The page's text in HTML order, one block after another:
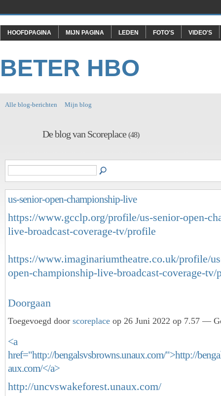
HOOFDPAGINA MIJN PAGINA LEDEN FOTO'S VIDEO'S
BETER HBO
Alle blog-berichten Mijn blog
De blog van Scoreplace(48)
us-senior-open-championship-live
https://www.gcclp.org/profile/us-senior-open-
live-broadcast-coverage-tv/profile
https://www.imaginariumtheatre.co.uk/profile/
open-championship-live-broadcast-coverage-
Doorgaan
Toegevoegd door scoreplace op 26 Juni 2022 op 7.57 —
<a
href="http://bengalsvsbrowns.unaux.com/">http://
aux.com/</a>
http://uncvswakeforest.unaux.com/